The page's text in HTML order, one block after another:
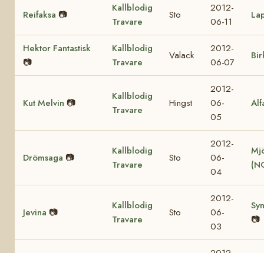
Reifaksa 📷
Kallblodig
Travare
Sto
2012-
06-11
Hektor Fantastisk
📷
Kallblodig
Travare
Valack
2012-
06-07
Kut Melvin 📷
Kallblodig
Travare
Hingst
2012-
06-
05
Drömsaga 📷
Kallblodig
Travare
Sto
2012-
06-
04
Jevina 📷
Kallblodig
Travare
Sto
2012-
06-
03
📷